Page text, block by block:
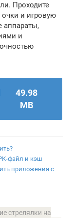
Проходите
очки и игровую
аппараты,
и
49.98
MB
файл и кэш
приложения с
стрелялки на